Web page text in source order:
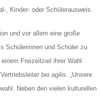
, Kinder- oder Schülerausweis.
und vor allem eine große
Schülerinnen und Schüler zu
Freizeitziel ihrer Wahl
bei agilis. „Unsere
Neben den vielen kulturellen